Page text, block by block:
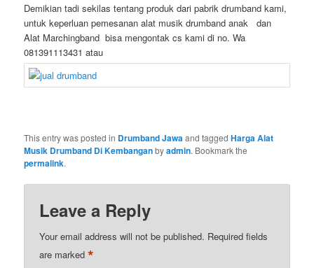
Demikian tadi sekilas tentang produk dari pabrik drumband kami,
untuk keperluan pemesanan alat musik drumband anak dan
Alat Marchingband bisa mengontak cs kami di no. Wa
081391113431 atau
This entry was posted in Drumband Jawaand taggedHarga Alat
Musik Drumband Di Kembanganbyadmin. Bookmark the
permalink.
Leave a Reply
Your email address will not be published. Required fields
are marked*